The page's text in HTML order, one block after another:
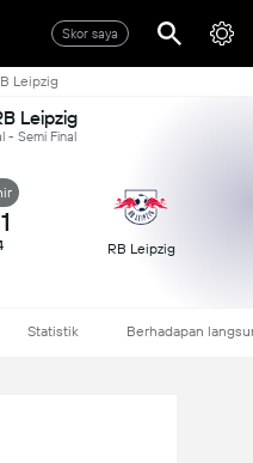
Skor saya
Leipzig
Leipzig
- Semi Final
1
RB Leipzig
Statistik Berhadapan